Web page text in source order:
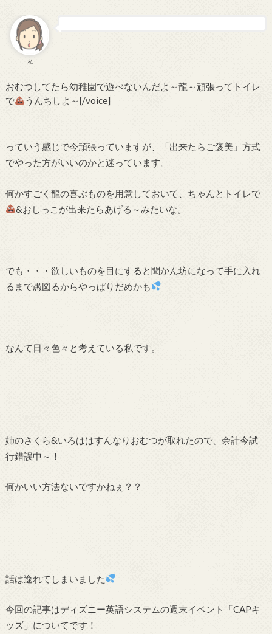
私
おむつしてたら幼稚園で遊べないんだよ～龍～頑張ってトイレ
で
うんちしよ～[/voice]
っていう感じで今頑張っていますが、「出来たらご褒美」方式
でやった方がいいのかと迷っています。
何かすごく龍の喜ぶものを用意しておいて、ちゃんとトイレで
&おしっこが出来たらあげる～みたいな。
でも・・・欲しいものを目にすると聞かん坊になって手に入れ
るまで愚図るからやっぱりだめかも
なんて日々色々と考えている私です。
姉のさくら&いろははすんなりおむつが取れたので、余計今試
行錯誤中～！
何かいい方法ないですかねぇ？？
話は逸れてしまいました
今回の記事はディズニー英語システムの週末イベント「CAPキ
ッズ」についてです！